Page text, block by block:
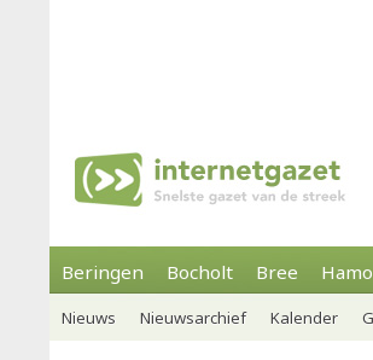
Beringen Bocholt Bree
Nieuws Nieuwsarchief Kalender